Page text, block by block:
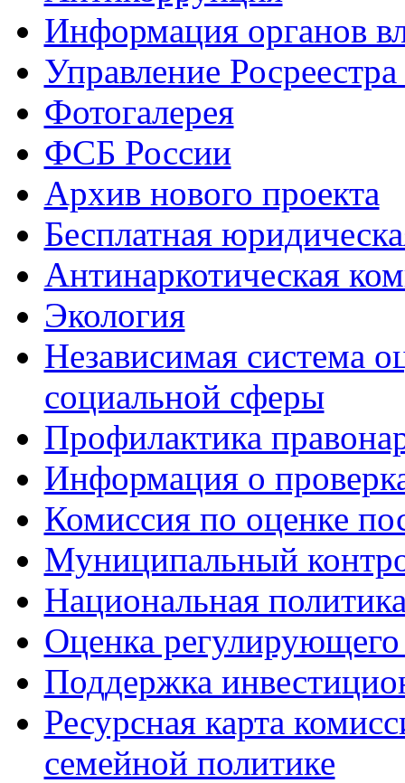
Информация органов
Управление
Фотогалерея
ФСБ России
Архив нового проекта
Бесплатная
Антинаркотическая
Экология
Независимая система
социальной сферы
Профилактика
Информация о
Комиссия по оценке
Муниципальный
Национальная
Оценка регулирующего
Поддержка
Ресурсная карта
семейной политике